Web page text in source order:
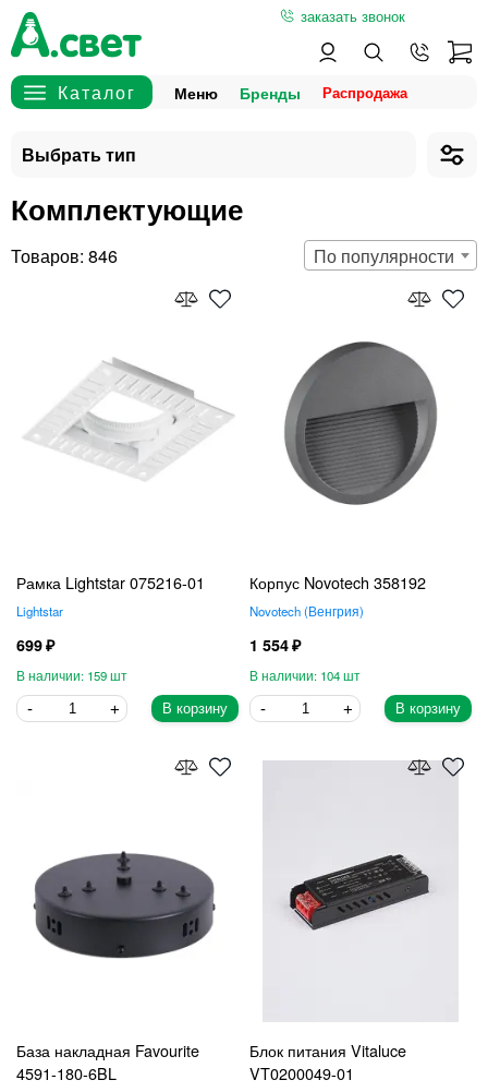
заказать звонок
Меню Бренды
Комплектующие
846 По популярности
Рамка Lightstar 075216-01
Lightstar
699
159
В корзину
Корпус Novotech 358192
Novotech Венгрия
1 554
104
В корзину
База накладная Favourite
4591-180-6BL
Блок питания Vitaluce
VT0200049-01